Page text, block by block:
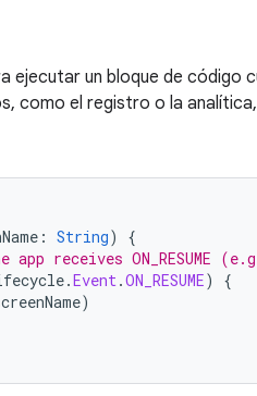
ejecutar un bloque de código
como el registro o la
: String)
{
receives ON_RESUME
.Event.ON_RESUME)
{
)